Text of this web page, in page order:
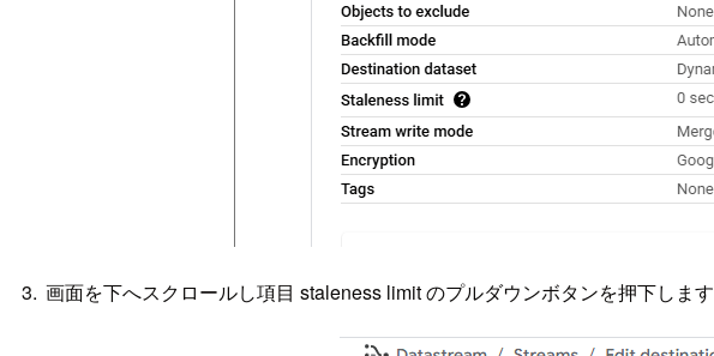
画面を下へスクロールし項目 staleness limit のプルダウンボタンを押下します